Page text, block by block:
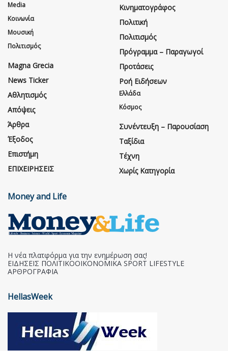
Media
Κοινωνία
Μουσική
Πολιτισμός
Magna Grecia
News Ticker
Αθλητισμός
Απόψεις
Άρθρα
Έξοδος
Επιστήμη
ΕΠΙΧΕΙΡΗΣΕΙΣ
Κινηματογράφος
Πολιτική
Πολιτισμός
Πρόγραμμα – Παραγωγοί
Προτάσεις
Ροή Ειδήσεων
Ελλάδα
Κόσμος
Συνέντευξη – Παρουσίαση
Ταξίδια
Τέχνη
Χωρίς Κατηγορία
Money and Life
Η νέα πλατφόρμα για την ενημέρωση σας!
ΕΙΔΗΣΕΙΣ ΠΟΛΙΤΙΚΟΟΙΚΟΝΟΜΙΚΑ SPORT LIFESTYLE
ΑΡΘΡΟΓΡΑΦΙΑ
HellasWeek